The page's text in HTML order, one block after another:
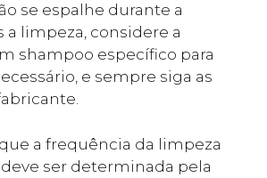
se espalhe durante a
a limpeza, considere a
shampoo específico para
e sempre siga as
a frequência da limpeza
ser determinada pela